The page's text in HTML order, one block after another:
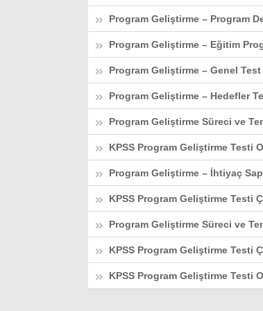
Program Geliştirme – Program
Program Geliştirme – Eğitim
Program Geliştirme – Genel Test
Program Geliştirme – Hedefler
Program Geliştirme Süreci ve
KPSS Program Geliştirme Testi
Program Geliştirme – İhtiyaç
KPSS Program Geliştirme Testi
Program Geliştirme Süreci ve
KPSS Program Geliştirme Testi
KPSS Program Geliştirme Testi